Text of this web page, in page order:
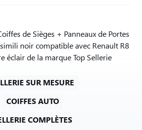
de Sièges + Panneaux de Portes
noir compatible avec Renault R8
éclair de la marque Top Sellerie
SUR MESURE
COIFFES AUTO
COMPLÈTES